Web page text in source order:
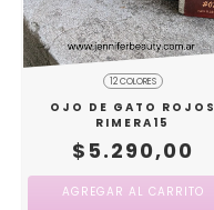
12 COLORES
OJO DE GATO ROJOS
RIMERA15
$5.290,00
AGREGAR AL CARRITO